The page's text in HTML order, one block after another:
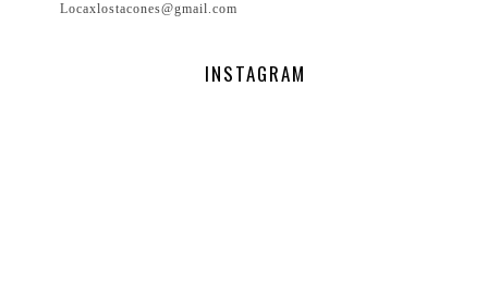
Locaxlostacones@gmail.com
INSTAGRAM